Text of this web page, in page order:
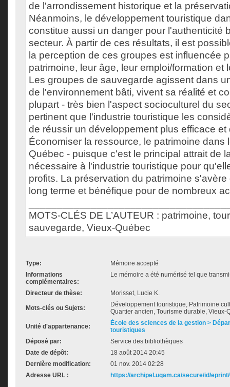
de l'arrondissement historique et la
Néanmoins, le développement touristique
constitue aussi un danger pour l'authenticité
secteur. À partir de ces résultats, il est
la perception de ces groupes est influencée
patrimoine, leur âge, leur emploi/formation et
Les groupes de sauvegarde agissent dans
de l'environnement bâti, vivent sa réalité et
plupart - très bien l'aspect socioculturel du
pertinent que l'industrie touristique les
de réussir un développement plus efficace et
Économiser la ressource, le patrimoine dans
Québec - puisque c'est le principal attrait de
nécessaire à l'industrie touristique pour
profits. La préservation du patrimoine
long terme et bénéfique pour de nombreux
MOTS-CLÉS DE L’AUTEUR : patrimoine,
sauvegarde, Vieux-Québec
Type:
Mémoire accepté
Informations
complémentaires:
Le mémoire a été numérisé tel que
Directeur de thèse: Morisset, Lucie K.
Mots-clés ou Sujets:
Développement touristique, Patrimoine
Quartier ancien, Tourisme durable, Vieux-
Unité d'appartenance:
École des sciences de la gestion >
touristiques
Déposé par:
Service des bibliothèques
Date de dépôt:
18 août 2014 20:45
Dernière modification:
01 nov. 2014 02:28
Adresse URL :
https://archipel.uqam.ca/secure/id/